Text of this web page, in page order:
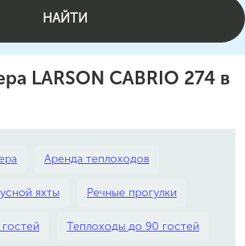
НАЙТИ
LARSON CABRIO 274 в
Аренда теплоходов
яхты Речные прогулки
Теплоходы до 90 гостей